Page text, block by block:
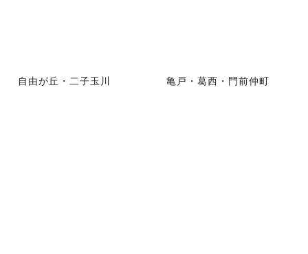
自由が丘・二子玉川 亀戸・葛西・門前仲町